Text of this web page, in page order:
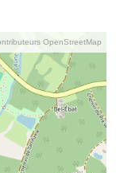
OpenStreetMap